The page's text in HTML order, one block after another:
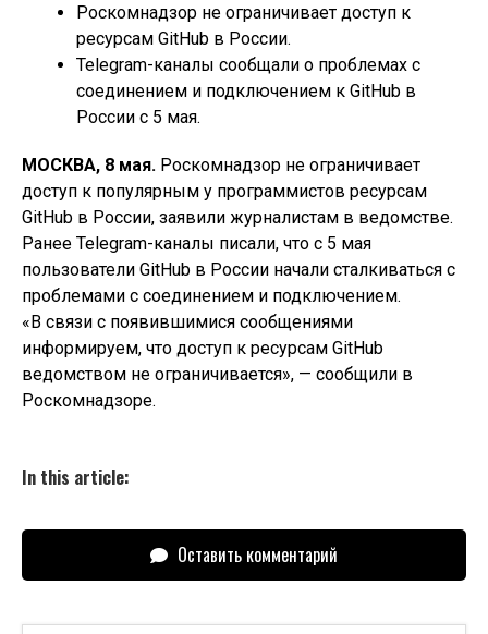
Роскомнадзор не ограничивает доступ к
ресурсам GitHub в России.
Telegram-каналы сообщали о проблемах с
соединением и подключением к GitHub в
России с 5 мая.
МОСКВА, 8 мая. Роскомнадзор не ограничивает
доступ к популярным у программистов ресурсам
GitHub в России, заявили журналистам в ведомстве.
Ранее Telegram-каналы писали, что с 5 мая
пользователи GitHub в России начали сталкиваться с
проблемами с соединением и подключением.
«В связи с появившимися сообщениями
информируем, что доступ к ресурсам GitHub
ведомством не ограничивается», — сообщили в
Роскомнадзоре.
In this article:
Оставить комментарий